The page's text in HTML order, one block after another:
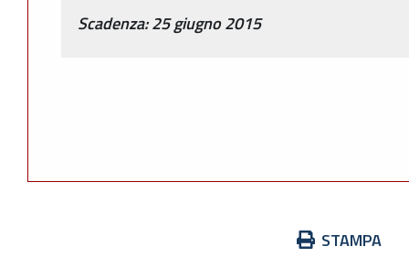
Scadenza: 25 giugno 2015
STAMPA